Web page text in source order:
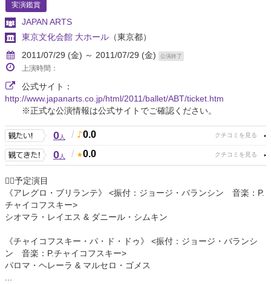
実演鑑賞
JAPAN ARTS
東京文化会館 大ホール （東京都）
2011/07/29 (金) ～ 2011/07/29 (金)
公演終了
上演時間：
公式サイト：
http://www.japanarts.co.jp/html/2011/ballet/ABT/ticket.htm
※正式な公演情報は公式サイトでご確認ください。
0人 / 0.0
0人 / 0.0
★ฺ予定演目
《アレグロ・ブリランテ》 <振付：ジョージ・バランシン 音楽：P.
チャイコフスキー>
シオマラ・レイエス & ダニール・シムキン
《チャイコフスキー・パ・ド・ドゥ》 <振付：ジョージ・バランシ
ン 音楽：P.チャイコフスキー>
パロマ・ヘレーラ & マルセロ・ゴメス